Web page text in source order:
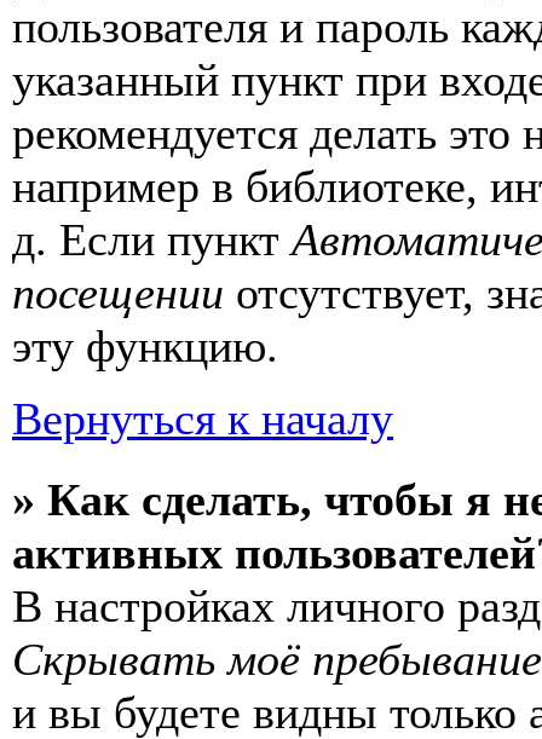
пользователя и пароль
указанный пункт при
рекомендуется делать
например в библиотеке,
д. Если пункт
посещении отсутствует,
эту функцию.
Вернуться к началу
» Как сделать, чтобы я
активных
В настройках личного
Скрывать моё
и вы будете видны только